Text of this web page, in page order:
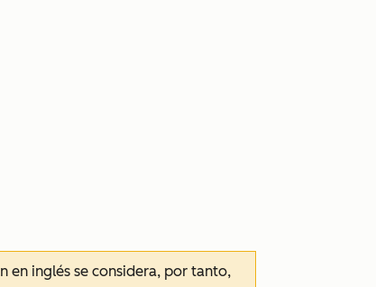
en inglés se considera, por tanto,